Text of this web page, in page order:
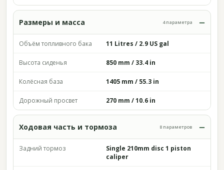
Размеры и масса 4 параметра
Объём топливного бака 11 Litres / 2.9 US gal
Высота сиденья 850 mm / 33.4 in
Колёсная база 1405 mm / 55.3 in
Дорожный просвет 270 mm / 10.6 in
Ходовая часть и тормоза 8 параметров
Задний тормоз
Single 210mm disc 1 piston
caliper